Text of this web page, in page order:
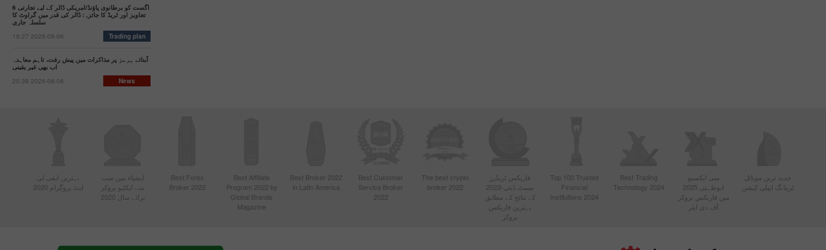
6 اگست کو برطانوی پاؤنڈ/امریکی ڈالر کے لیے تجارتی
تجاویز اور ٹریڈ کا جائزہ: ڈالر کی قدر میں گراوٹ کا
سلسلہ جاری
19:27 2026-08-06
Trading plan
آبنائے ہرمز پر مذاکرات میں پیش رفت، تاہم معاہدہ
اب بھی غیر یقینی
20:38 2026-08-06
News
جدید ترین موبائل
ٹریڈنگ ایپلی کیشن
منی ایکسپو
ابوظہبی 2025
میں فاریکس بروکر
آف دی ایئر
Best Trading
Technology 2024
Top 100 Trusted
Financial
Institutions 2024
فاریکس ٹریڈرز
سمٹ ڈبئی-2023
کے نتائج کے مطابق
بہترین فاریکس
بروکر
The best crypto
broker 2022
Best Customer
Service Broker
2022
Best Broker 2022
in Latin America
Best Affiliate
Program 2022 by
Global Brands
Magazine
Best Forex
Broker 2022
ایشیاء میں سب
سے ایکٹیو بروکر
برائے سال 2020
بہترین ایفی لی
ایٹ پروگرام 2020